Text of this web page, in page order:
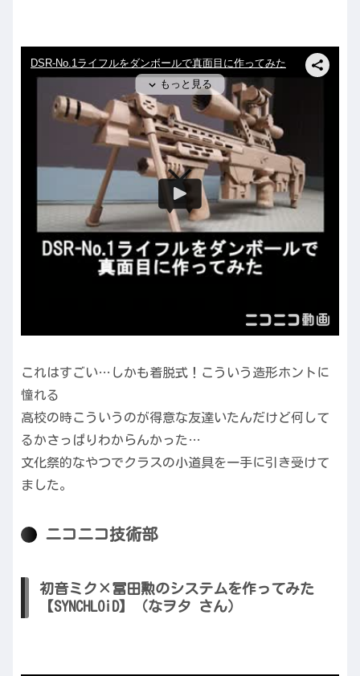
これはすごい…しかも着脱式！こういう造形ホントに
憧れる
高校の時こういうのが得意な友達いたんだけど何して
るかさっぱりわからんかった…
文化祭的なやつでクラスの小道具を一手に引き受けて
ました。
ニコニコ技術部
初音ミク×冨田勲のシステムを作ってみた
【SYNCHLOiD】（なヲタ さん）